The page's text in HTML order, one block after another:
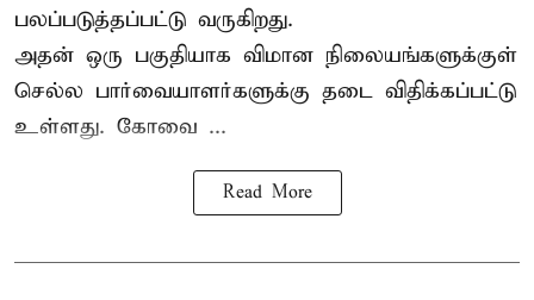
பலப்படுத்தப்பட்டு வருகிறது.
அதன் ஒரு பகுதியாக விமான நிலையங்களுக்குள்
செல்ல பார்வையாளர்களுக்கு தடை விதிக்கப்பட்டு
உள்ளது. கோவை ...
Read More